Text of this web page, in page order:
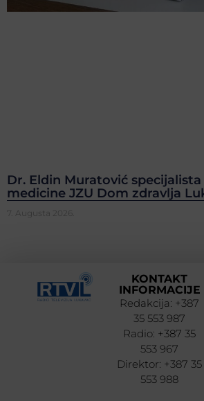
Dr. Eldin Muratović
medicine JZU Dom zdravlja
7. Augusta 2026.
KONTAKT
INFORMACIJE
Redakcija: +387
35 553 987
Radio: +387 35
553 967
Direktor: +387 35
553 988